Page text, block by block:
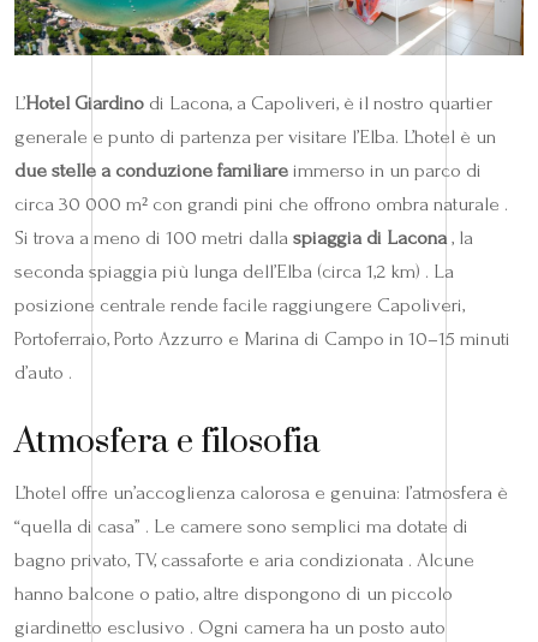
L’Hotel Giardino di Lacona, a Capoliveri, è il nostro quartier
generale e punto di partenza per visitare l’Elba. L’hotel è un
due stelle a conduzione familiare immerso in un parco di
circa 30 000 m² con grandi pini che offrono ombra naturale .
Si trova a meno di 100 metri dalla spiaggia di Lacona, la
seconda spiaggia più lunga dell’Elba (circa 1,2 km) . La
posizione centrale rende facile raggiungere Capoliveri,
Portoferraio, Porto Azzurro e Marina di Campo in 10–15 minuti
d’auto .
Atmosfera e filosofia
L’hotel offre un’accoglienza calorosa e genuina: l’atmosfera è
“quella di casa” . Le camere sono semplici ma dotate di
bagno privato, TV, cassaforte e aria condizionata . Alcune
hanno balcone o patio, altre dispongono di un piccolo
giardinetto esclusivo . Ogni camera ha un posto auto